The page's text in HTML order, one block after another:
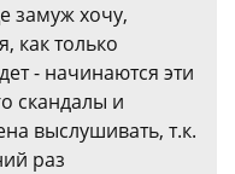
замуж хочу,
как только
- начинаются эти
скандалы и
выслушивать, т.к.
раз